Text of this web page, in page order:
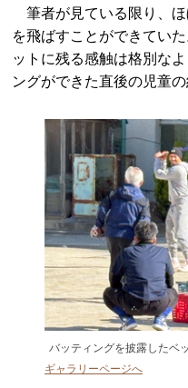
筆者が見ている限り、
を飛ばすことができてい
ットに残る感触は格別な
ングができた直後の児童
バッティングを披露したベ
ギャラリーページへ